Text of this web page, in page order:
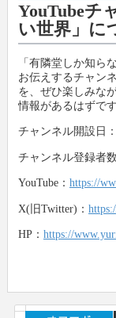
YouTubeチ
い世界」に
「有隣堂しか知ら
お伝えするチャン
を、ぜひ楽しみな
情報があるはずです
チャンネル開設日
チャンネル登録者
YouTube： https://
X(旧Twitter)：
HP： https://